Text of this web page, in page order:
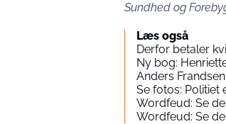
Sundhed og
Læs også
Derfor betaler
Ny bog:
Anders
Se fotos:
Wordfeud: Se
Wordfeud: Se